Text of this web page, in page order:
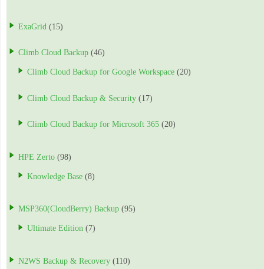
ExaGrid (15)
Climb Cloud Backup (46)
Climb Cloud Backup for Google Workspace (20)
Climb Cloud Backup & Security (17)
Climb Cloud Backup for Microsoft 365 (20)
HPE Zerto (98)
Knowledge Base (8)
MSP360(CloudBerry) Backup (95)
Ultimate Edition (7)
N2WS Backup & Recovery (110)